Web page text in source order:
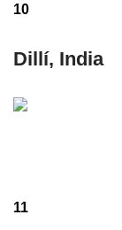
10
Dillí, India
11